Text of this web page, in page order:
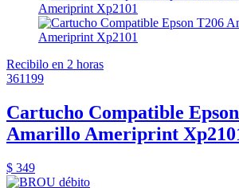
Recibilo en 2 horas
361199
Cartucho Compatible
Amarillo Ameriprint
$ 349